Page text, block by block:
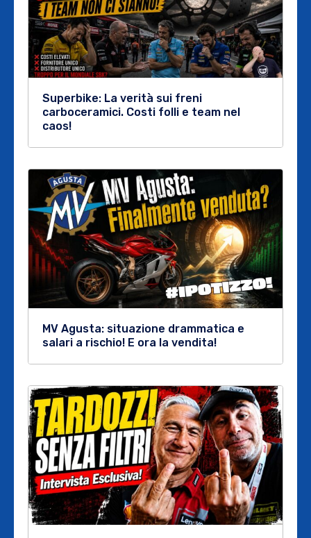
Superbike: La verità sui freni
carboceramici. Costi folli e team nel
caos!
MV Agusta: situazione drammatica e
salari a rischio! E ora la vendita!